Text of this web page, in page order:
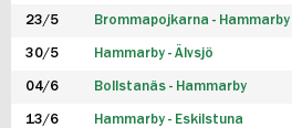
23/5 Brommapojkarna - Hammarby
30/5 Hammarby - Älvsjö
04/6 Bollstanäs - Hammarby
13/6 Hammarby - Eskilstuna